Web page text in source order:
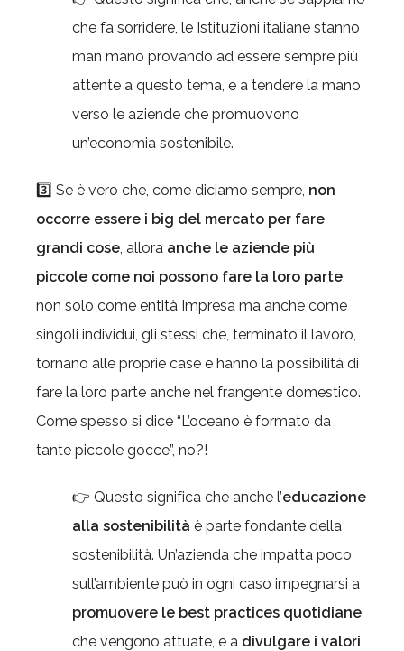
che fa sorridere, le Istituzioni italiane stanno
man mano provando ad essere sempre più
attente a questo tema, e a tendere la mano
verso le aziende che promuovono
un’economia sostenibile.
3️⃣ Se è vero che, come diciamo sempre, non
occorre essere i big del mercato per fare
grandi cose, allora anche le aziende più
piccole come noi possono fare la loro parte,
non solo come entità Impresa ma anche come
singoli individui, gli stessi che, terminato il lavoro,
tornano alle proprie case e hanno la possibilità di
fare la loro parte anche nel frangente domestico.
Come spesso si dice “L’oceano è formato da
tante piccole gocce”, no?!
👉 Questo significa che anche l’educazione
alla sostenibilità è parte fondante della
sostenibilità. Un’azienda che impatta poco
sull’ambiente può in ogni caso impegnarsi a
promuovere le best practices quotidiane
che vengono attuate, e a divulgare i valori